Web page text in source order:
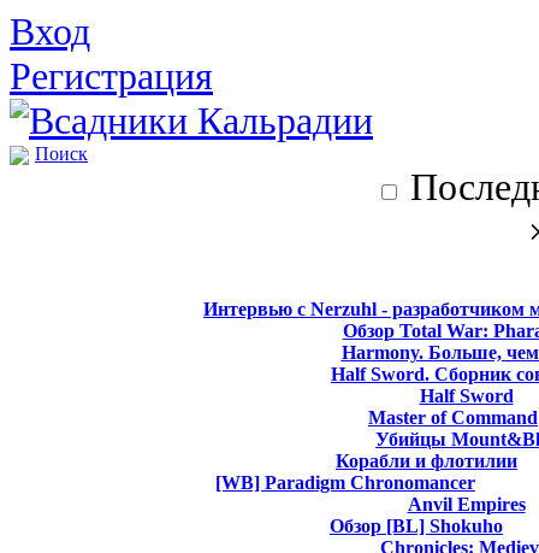
Вход
Регистрация
Поиск
Интервью с Nerzuhl - разработчиком
Обзор Total War:
Harmony. Больше,
Half Sword. Сборник
Half Sword
Master of Command
Убийцы
Корабли и флотилии
[WB] Paradigm Chronomancer
Anvil Empires
Обзор [BL] Shokuho
Chronicles: